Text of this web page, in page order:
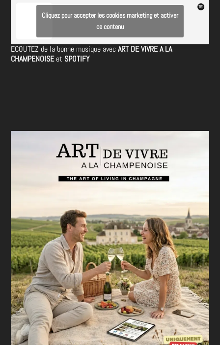
Cliquez pour accepter les cookies marketing et activer
ce contenu
ECOUTEZ de la bonne musique avecART DE VIVRE A LA
CHAMPENOISEet SPOTIFY